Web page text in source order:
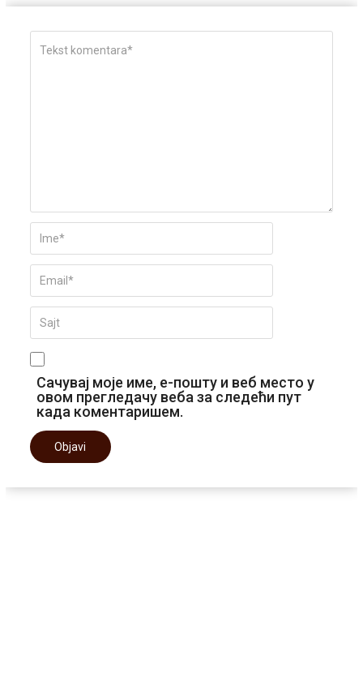
Сачувај моје име, е-пошту и веб место у
овом прегледачу веба за следећи пут
када коментаришем.